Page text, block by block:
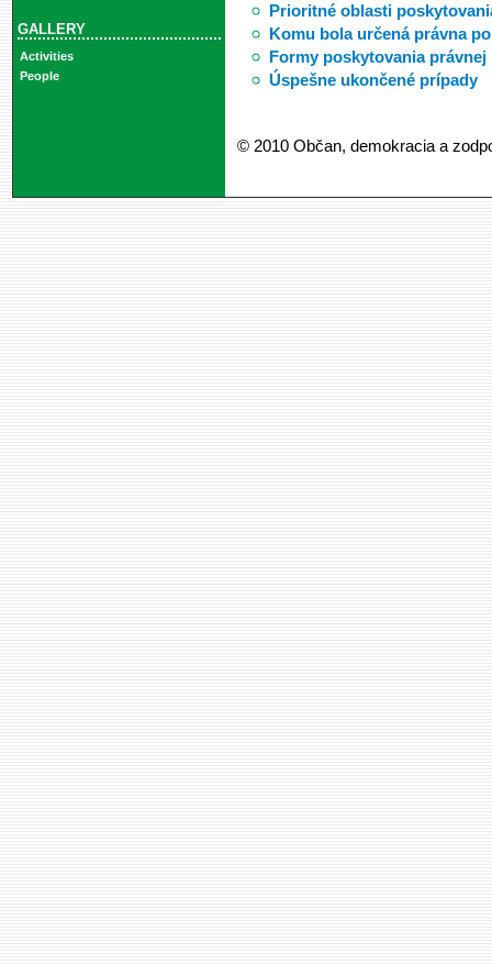
GALLERY
Activities
People
Prioritné oblasti
Komu bola určená právna
Formy poskytovania právnej
Úspešne ukončené prípady
© 2010 Občan, demokracia a